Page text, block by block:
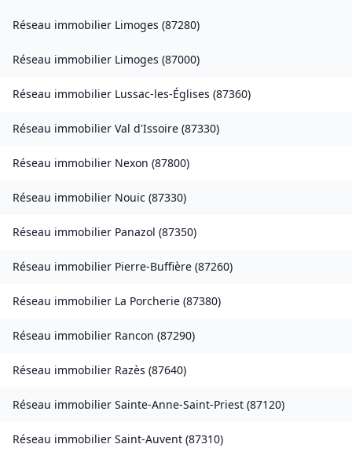
Réseau immobilier Limoges (87280)
Réseau immobilier Limoges (87000)
Réseau immobilier Lussac-les-Églises (87360)
Réseau immobilier Val d'Issoire (87330)
Réseau immobilier Nexon (87800)
Réseau immobilier Nouic (87330)
Réseau immobilier Panazol (87350)
Réseau immobilier Pierre-Buffière (87260)
Réseau immobilier La Porcherie (87380)
Réseau immobilier Rancon (87290)
Réseau immobilier Razès (87640)
Réseau immobilier Sainte-Anne-Saint-Priest (87120)
Réseau immobilier Saint-Auvent (87310)